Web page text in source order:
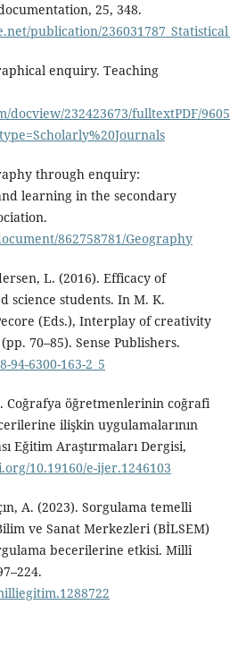
25, 348.
publication/
enquiry. Teaching
232423673/fulltextPDF/
through enquiry:
learning in the secondary
862758781/Geography
L. (2016). Efficacy of
science students. In M. K.
(Eds.), Interplay of creativity
70–85). Sense Publishers.
94-6300-163-2_5
Coğrafya öğretmenlerinin coğrafi
ilişkin uygulamalarının
Eğitim Araştırmaları Dergisi,
10.19160/e-ijer.1246103
A. (2023). Sorgulama temelli
ve Sanat Merkezleri (BİLSEM)
becerilerine etkisi. Millî